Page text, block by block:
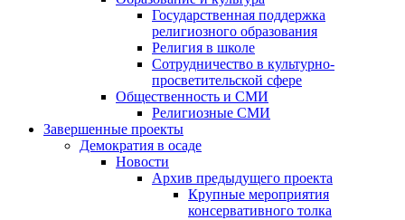
Государственная поддержка
религиозного образования
Религия в школе
Сотрудничество в культурно-
просветительской сфере
Общественность и СМИ
Религиозные СМИ
Завершенные проекты
Демократия в осаде
Новости
Архив предыдущего проекта
Крупные мероприятия
консервативного толка